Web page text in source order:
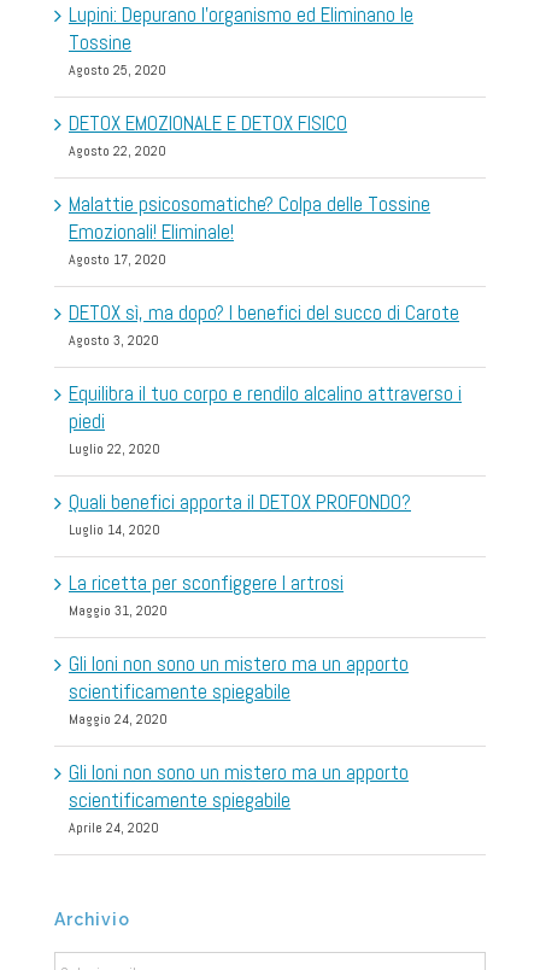
Lupini: Depurano l’organismo ed Eliminano le
Tossine
Agosto 25, 2020
DETOX EMOZIONALE E DETOX FISICO
Agosto 22, 2020
Malattie psicosomatiche? Colpa delle Tossine
Emozionali! Eliminale!
Agosto 17, 2020
DETOX sì, ma dopo? I benefici del succo di Carote
Agosto 3, 2020
Equilibra il tuo corpo e rendilo alcalino attraverso i
piedi
Luglio 22, 2020
Quali benefici apporta il DETOX PROFONDO?
Luglio 14, 2020
La ricetta per sconfiggere l artrosi
Maggio 31, 2020
Gli Ioni non sono un mistero ma un apporto
scientificamente spiegabile
Maggio 24, 2020
Gli Ioni non sono un mistero ma un apporto
scientificamente spiegabile
Aprile 24, 2020
Archivio
Archivio